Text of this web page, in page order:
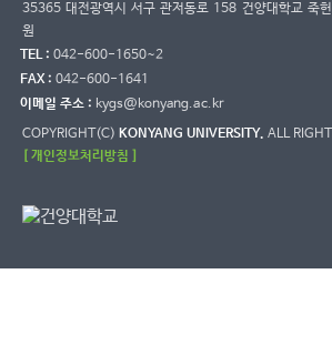
35365 대전광역시 서구 관저동로 158 건양대학교 죽
원
TEL : 042-600-1650~2
FAX : 042-600-1641
이메일 주소 : kygs@konyang.ac.kr
COPYRIGHT(C) KONYANG UNIVERSITY. ALL
[ 개인정보처리방침 ]